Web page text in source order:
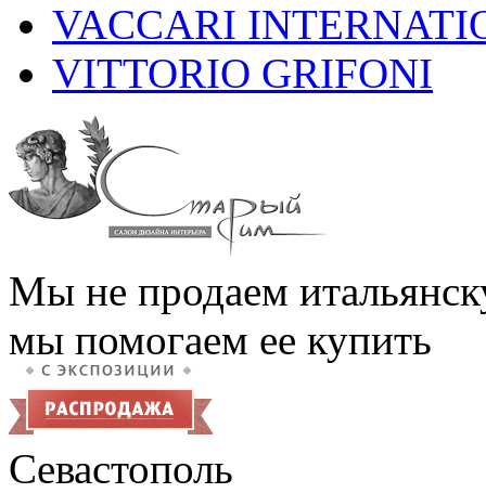
VACCARI
VITTORIO GRIFONI
Мы не продаем
мы помогаем ее купить
Севастополь